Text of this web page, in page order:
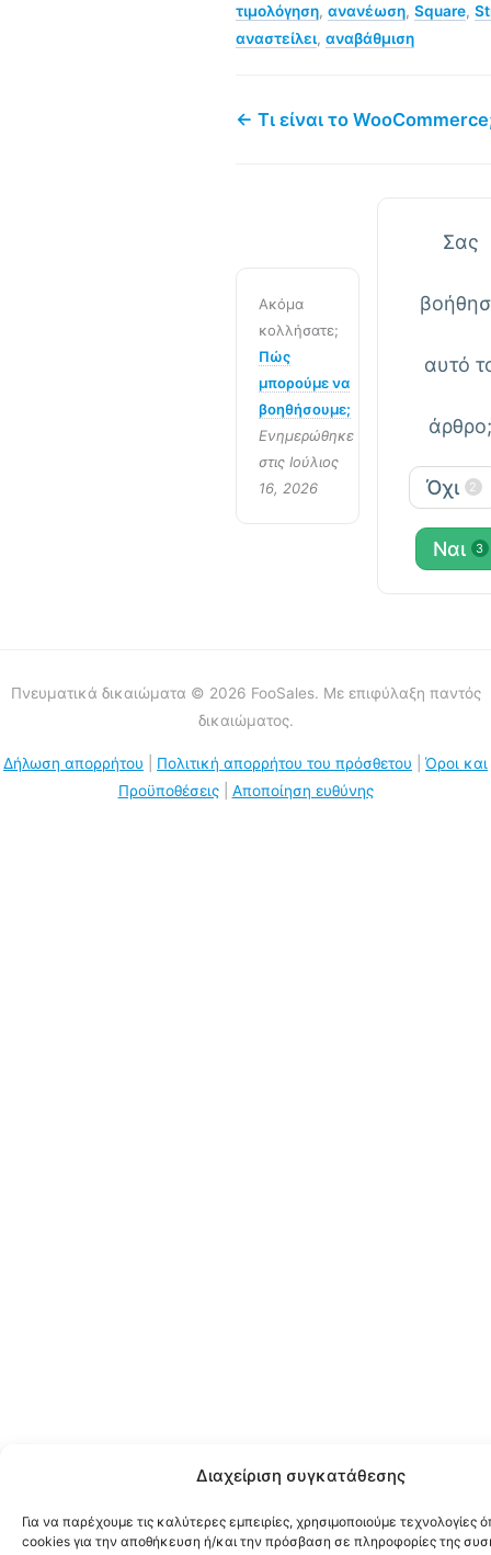
Διαχείριση συγκατάθεσης
Για να παρέχουμε τις καλύτερες εμπειρίες, χρησιμοποιούμε τεχνολογίες
cookies για την αποθήκευση ή/και την πρόσβαση σε πληροφορίες της
τιμολόγηση, ανανέωση, Square,
αναστείλει, αναβάθμιση
← Τι είναι το
Ακόμα
κολλήσατε;
Πώς
μπορούμε να
βοηθήσουμε;
Ενημερώθηκε
στις Ιούλιος
16, 2026
Σας
αυτό
Όχι 2
Ναι 3
Πνευματικά δικαιώματα © 2026 FooSales. Με επιφύλαξη παντός
δικαιώματος.
Δήλωση απορρήτου Πολιτική απορρήτου του πρόσθετου
Όροι και
Προϋποθέσεις| Αποποίηση ευθύνης